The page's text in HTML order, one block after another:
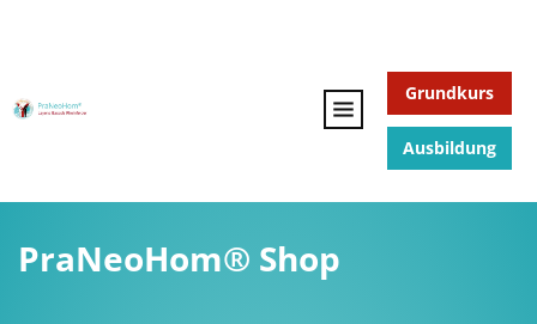
Grundkurs
Ausbildung
PraNeoHom® Shop